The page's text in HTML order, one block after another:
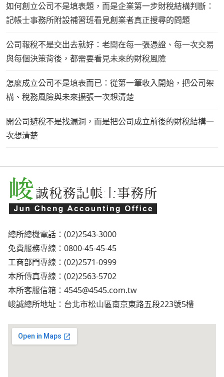
如何創立公司不是填表題，而是企業第一步財稅結構判斷：
記帳士事務所附設補習班看見創業者真正搜尋的問題
公司報稅不是交出去就好：老闆在每一張憑證、每一次交易
與每個決策背後，都需要看見未來的財稅風險
怎麼成立公司不是填表而已：從第一筆收入開始，把公司架
構、稅務風險與未來擴張一次想清楚
開公司避稅不是找漏洞，而是把公司成立前後的財稅結構一
次想清楚
總所總機電話：(02)2543-3000
免費服務專線：0800-45-45-45
工商部門專線：(02)2571-0999
本所傳真專線：(02)2563-5702
本所客服信箱： 4545@4545.com.tw
峻誠總所地址：台北市松山區南京東路五段223號5樓